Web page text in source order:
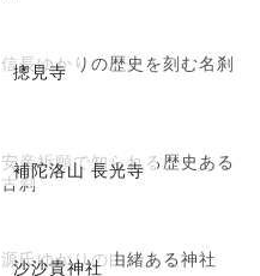
摠見寺
信長ゆかりの歴史を刻む名刹
補陀洛山 長光寺
安産祈願で知られる歴史ある
古刹
沙沙貴神社
源氏ゆかりの由緒ある神社